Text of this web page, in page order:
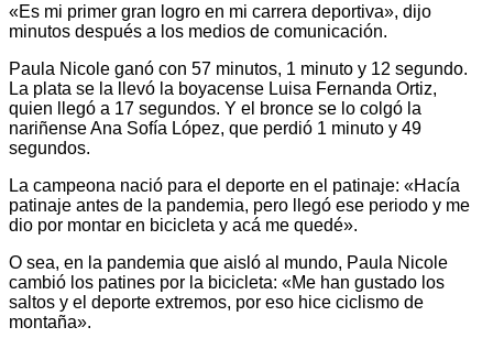
«Es mi primer gran logro en mi carrera deportiva», dijo
minutos después a los medios de comunicación.
Paula Nicole ganó con 57 minutos, 1 minuto y 12 segundo.
La plata se la llevó la boyacense Luisa Fernanda Ortiz,
quien llegó a 17 segundos. Y el bronce se lo colgó la
nariñense Ana Sofía López, que perdió 1 minuto y 49
segundos.
La campeona nació para el deporte en el patinaje: «Hacía
patinaje antes de la pandemia, pero llegó ese periodo y me
dio por montar en bicicleta y acá me quedé».
O sea, en la pandemia que aisló al mundo, Paula Nicole
cambió los patines por la bicicleta: «Me han gustado los
saltos y el deporte extremos, por eso hice ciclismo de
montaña».